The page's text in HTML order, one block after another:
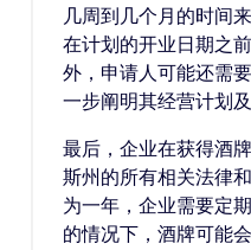
几周到几个月的时间
在计划的开业日期之
外，申请人可能还需
一步阐明其经营计划及
最后，企业在获得酒
斯州的所有相关法律
为一年，企业需要定
的情况下，酒牌可能